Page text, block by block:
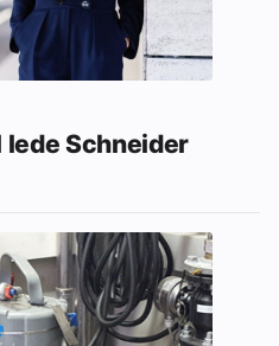
lede Schneider